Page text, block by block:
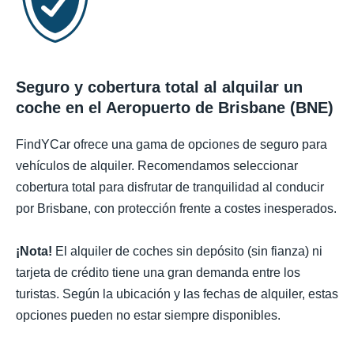
Seguro y cobertura total al alquilar un
coche en el Aeropuerto de Brisbane (BNE)
FindYCar ofrece una gama de opciones de seguro para
vehículos de alquiler. Recomendamos seleccionar
cobertura total para disfrutar de tranquilidad al conducir
por Brisbane, con protección frente a costes inesperados.
¡Nota! El alquiler de coches sin depósito (sin fianza) ni
tarjeta de crédito tiene una gran demanda entre los
turistas. Según la ubicación y las fechas de alquiler, estas
opciones pueden no estar siempre disponibles.